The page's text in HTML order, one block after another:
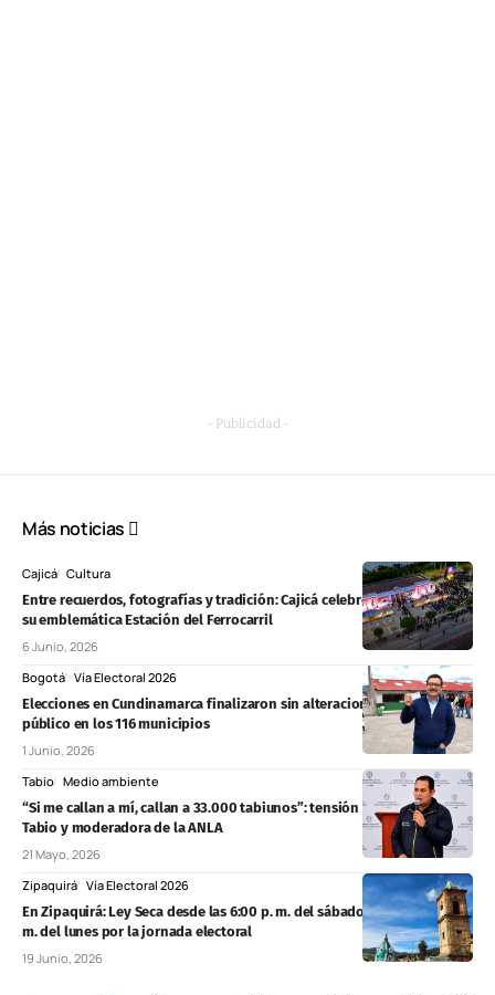
- Publicidad -
Más noticias
Cajicá Cultura
Entre recuerdos, fotografías y tradición: Cajicá celebró los 100 años de
su emblemática Estación del Ferrocarril
6 Junio, 2026
Bogotá Vía Electoral 2026
Elecciones en Cundinamarca finalizaron sin alteraciones al orden
público en los 116 municipios
1 Junio, 2026
Tabio Medio ambiente
“Si me callan a mí, callan a 33.000 tabiunos”: tensión entre alcalde de
Tabio y moderadora de la ANLA
21 Mayo, 2026
Zipaquirá Vía Electoral 2026
En Zipaquirá: Ley Seca desde las 6:00 p. m. del sábado hasta las 6:00 p.
m. del lunes por la jornada electoral
19 Junio, 2026